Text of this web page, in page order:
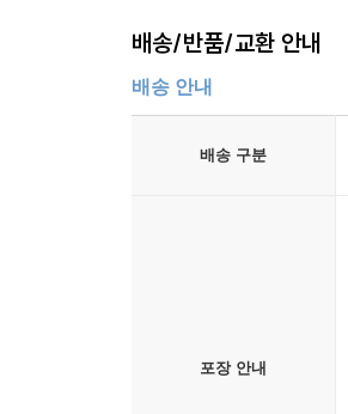
배송/반품/교환 안내
배송 안내
배송 구분
포장 안내